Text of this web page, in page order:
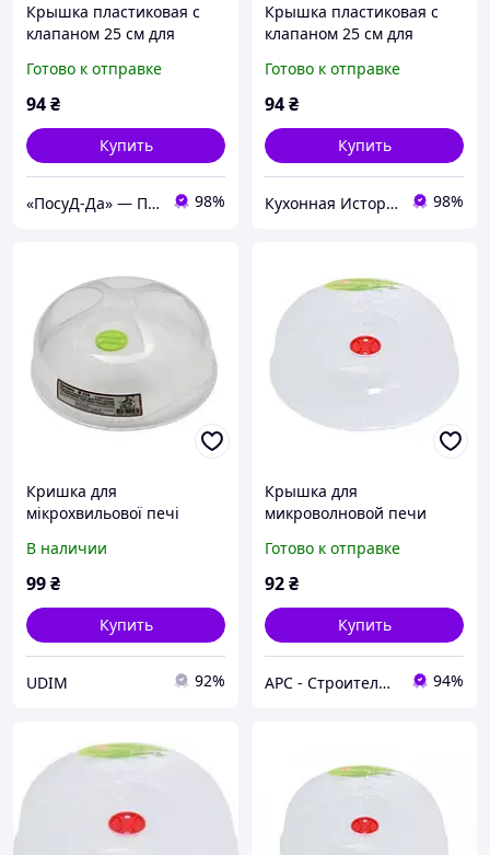
Крышка пластиковая с
клапаном 25 см для
Готово к отправке
94₴
Купить
«ПосуД-Да» — Посуда, Подарки, Товары для дома 98%
Крышка пластиковая с
клапаном 25 см для
Готово к отправке
94₴
Купить
Кухонная История - товары для кухни и дома 98%
Кришка для
мікрохвильової печі
168078)
В наличии
99₴
Купить
UDIM 92%
Крышка для
микроволновой печи
Готово к отправке
92₴
Купить
АРС - Строительный интернет-гипермаркет 94%